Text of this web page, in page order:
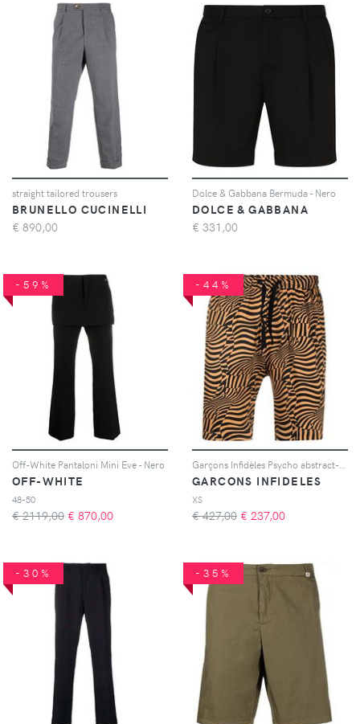
straight tailored trousers
BRUNELLO CUCINELLI
€ 890,00
Dolce & Gabbana Bermuda - Nero
DOLCE & GABBANA
€ 331,00
-59%
Off-White Pantaloni Mini Eve - Nero
OFF-WHITE
48-50
€ 2119,00 € 870,00
-44%
Garçons Infidèles Psycho abstract-print shorts - Nero
GARCONS INFIDELES
XS
€ 427,00 € 237,00
-30% -35%